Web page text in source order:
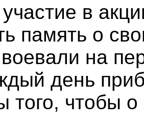
в
память о
на
день
того, чтобы